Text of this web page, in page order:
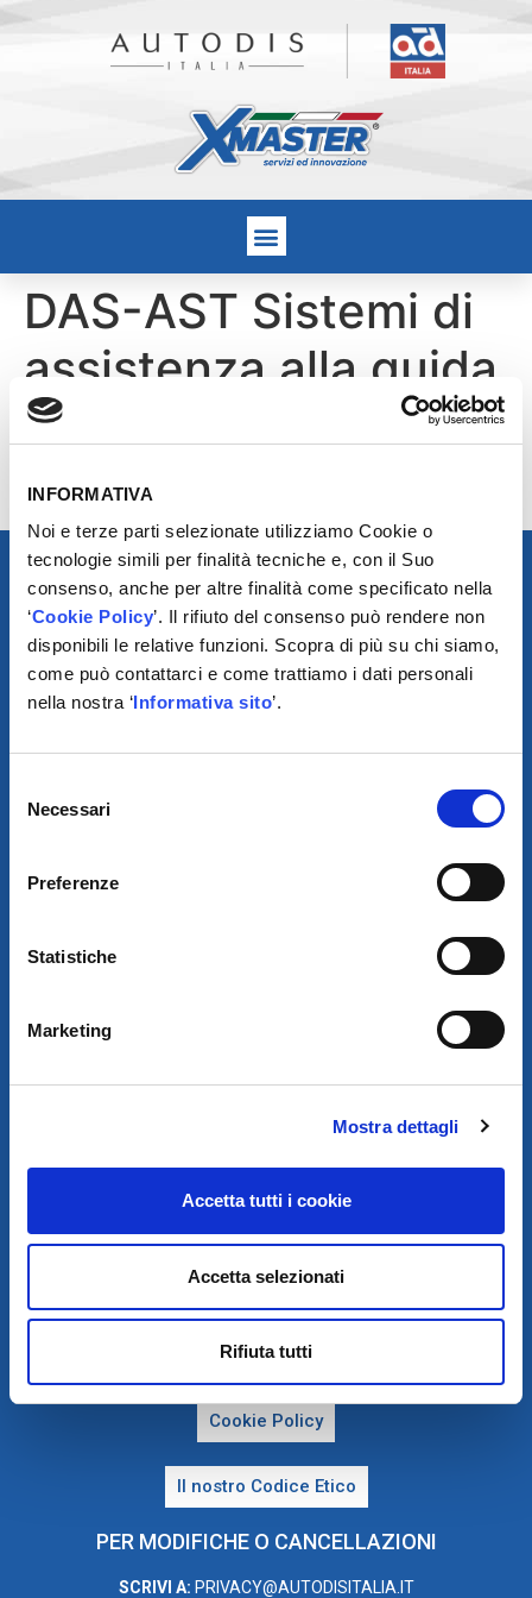
INFORMATIVA
Noi e terze parti selezionate utilizziamo Cookie o
tecnologie simili per finalità tecniche e, con il Suo
consenso, anche per altre finalità come specificato nella
‘Cookie Policy’. Il rifiuto del consenso può rendere non
disponibili le relative funzioni. Scopra di più su chi siamo,
come può contattarci e come trattiamo i dati personali
nella nostra ‘Informativa sito’.
delNecessari
Preferenze
Statistiche
Marketing
Mostra dettagli
Accetta tutti i cookie
Accetta selezionati
Rifiuta tutti
DAS-AST Sistemi di
assistenza alla guida
ed Assetto +
Convergenza veicolo
SCARICA IL PROGRAMMA
AUTODISTRIBUTION S.A.S. CON SEDE IN ARCUEIL - FRANCIA
SEDE LEGALE:
VIA NEWTON 12 – 20016 PERO (MI)
REA MI-2115844
CAP. SOC. EURO 10.006.000 I.V.
W7YVJK9 - PEC: AUTODISITALIA@LEGALMAIL.IT
Privacy e Trattamento dei dati personali
Cookie Policy
Il nostro Codice Etico
PER MODIFICHE O CANCELLAZIONI
SCRIVI A: PRIVACY@AUTODISITALIA.IT